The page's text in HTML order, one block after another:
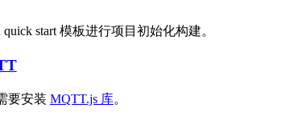
start 模板进行项目初始化构建。
要安装 MQTT.js 库。